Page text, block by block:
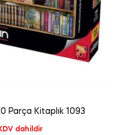
Parça Kitaplık 1093
dahildir